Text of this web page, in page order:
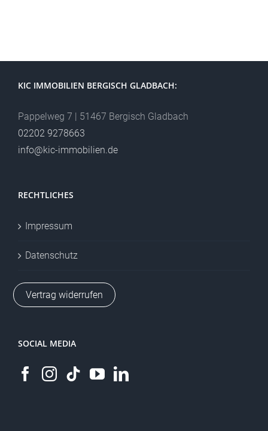
KIC IMMOBILIEN BERGISCH GLADBACH:
Pappelweg 7 | 51467 Bergisch Gladbach
02202 9278663
info@kic-immobilien.de
RECHTLICHES
Impressum
Datenschutz
Vertrag widerrufen
SOCIAL MEDIA